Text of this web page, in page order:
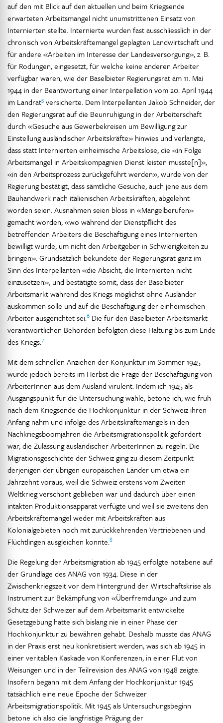
auf den mit Blick auf den aktuellen und beim Kriegsende
erwarteten Arbeitsmangel nicht unumstrittenen Einsatz von
Internierten stellte. Internierte wurden fast ausschliesslich in der
chronisch von Arbeitskräftemangel geplagten Landwirtschaft und
für andere «Arbeiten im Interesse der Landesversorgung», z. B.
für Rodungen, eingesetzt, für welche keine anderen Arbeiter
verfügbar waren, wie der Baselbieter Regierungsrat am 11. Mai
1944 in der Beantwortung einer Interpellation vom 20. April 1944
im Landrat5 versicherte. Dem Interpellanten Jakob Schneider, der
den Regierungsrat auf die Beunruhigung in der Arbeiterschaft
durch «Gesuche aus Gewerbekreisen um Bewilligung zur
Einstellung ausländischer Arbeitskräfte» hinwies und verlangte,
dass statt Internierten einheimische Arbeitslose, die «in Folge
Arbeitsmangel in Arbeitskompagnien Dienst leisten musste[n]»,
«in den Arbeitsprozess zurückgeführt werden», wurde von der
Regierung bestätigt, dass sämtliche Gesuche, auch jene aus dem
Bauhandwerk nach italienischen Arbeitskräften, abgelehnt
worden seien. Ausnahmen seien bloss in «Mangelberufen»
gemacht worden, «wo während der Dienstpﬂicht des
betreffenden Arbeiters die Beschäftigung eines Internierten
bewilligt wurde, um nicht den Arbeitgeber in Schwierigkeiten zu
bringen». Grundsätzlich bekundete der Regierungsrat ganz im
Sinn des Interpellanten «die Absicht, die Internierten nicht
einzusetzen», und bestätigte somit, dass der Baselbieter
Arbeitsmarkt während des Kriegs möglichst ohne Ausländer
auskommen solle und auf die Beschäftigung der einheimischen
Arbeiter ausgerichtet sei.6 Die für den Baselbieter Arbeitsmarkt
verantwortlichen Behörden befolgten diese Haltung bis zum Ende
des Kriegs.7
Mit dem schnellen Anziehen der Konjunktur im Sommer 1945
wurde jedoch bereits im Herbst die Frage der Beschäftigung von
ArbeiterInnen aus dem Ausland virulent. Indem ich 1945 als
Ausgangspunkt für die Untersuchung wähle, betone ich, wie früh
nach dem Kriegsende die Hochkonjunktur in der Schweiz ihren
Anfang nahm und infolge des Arbeitskräftemangels in den
Nachkriegsboomjahren die Arbeitsmigrationspolitik gefordert
war, die Zulassung ausländischer ArbeiterInnen zu regeln. Die
Migrationsgeschichte der Schweiz ging zu diesem Zeitpunkt
derjenigen der übrigen europäischen Länder um etwa ein
Jahrzehnt voraus, weil die Schweiz erstens vom Zweiten
Weltkrieg verschont geblieben war und dadurch über einen
intakten Produktionsapparat verfügte und weil sie zweitens den
Arbeitskräftemangel weder mit Arbeitskräften aus
Kolonialgebieten noch mit zurückkehrenden Vertriebenen und
Flüchtlingen ausgleichen konnte.8
Die Regelung der Arbeitsmigration ab 1945 erfolgte notabene auf
der Grundlage des ANAG von 1934. Diese in der
Zwischenkriegszeit vor dem Hintergrund der Wirtschaftskrise als
Instrument zur Bekämpfung von «Überfremdung» und zum
Schutz der Schweizer auf dem Arbeitsmarkt entwickelte
Gesetzgebung hatte sich bislang nie in einer Phase der
Hochkonjunktur zu bewähren gehabt. Deshalb musste das ANAG
in der Praxis erst neu konkretisiert werden, was sich ab 1945 in
einer veritablen Kaskade von Konferenzen, in einer Flut von
Weisungen und in der Teilrevision des ANAG von 1948 zeigte.
Insofern begann mit dem Anfang der Hochkonjunktur 1945
tatsächlich eine neue Epoche der Schweizer
Arbeitsmigrationspolitik. Mit 1945 als Untersuchungsbeginn
betone ich also die langfristige Prägung der